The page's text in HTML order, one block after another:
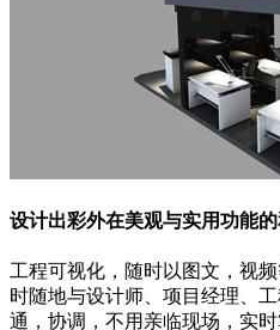
设计出彩外在美观与实用功能
工程可视化，随时以图文，视
时随地与设计师、项目经理、
通，协调，不用亲临现场，实